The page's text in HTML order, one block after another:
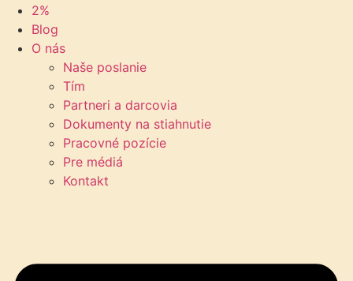
2%
Blog
O nás
Naše poslanie
Tím
Partneri a darcovia
Dokumenty na stiahnutie
Pracovné pozície
Pre médiá
Kontakt